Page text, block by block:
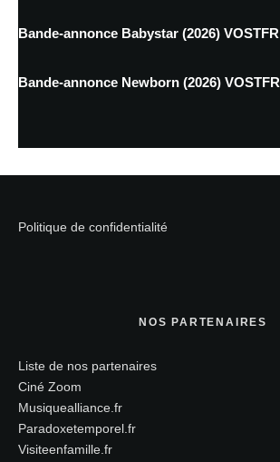
Bande-annonce Babystar (2026) VOSTFR
Bande-annonce Newborn (2026) VOSTFR
Politique de confidentialité
NOS PARTENAIRES
Liste de nos partenaires
Ciné Zoom
Musiquealliance.fr
Paradoxetemporel.fr
Visiteenfamille.fr